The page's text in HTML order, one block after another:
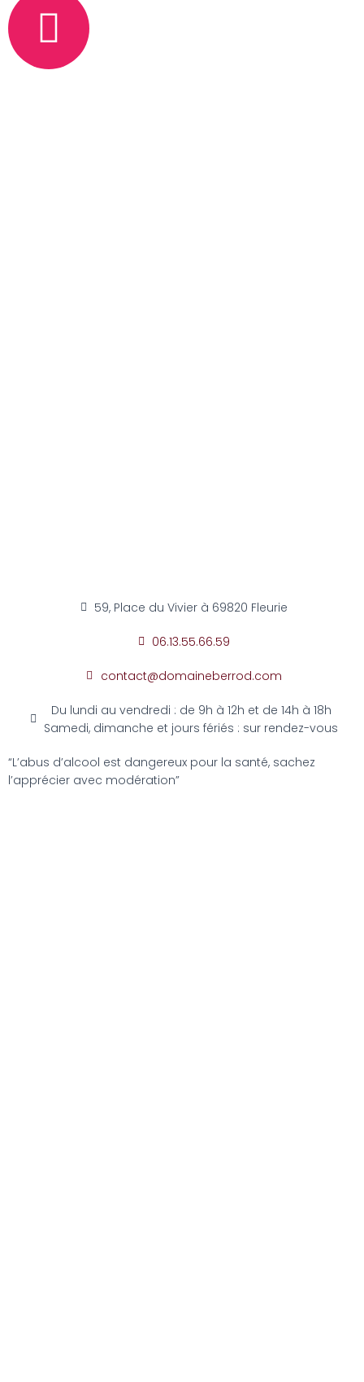
59, Place du Vivier à 69820 Fleurie
06.13.55.66.59
contact@domaineberrod.com
Du lundi au vendredi : de 9h à 12h et de 14h à 18h
Samedi, dimanche et jours fériés : sur rendez-vous
“L’abus d’alcool est dangereux pour la santé, sachez
l’apprécier avec modération”